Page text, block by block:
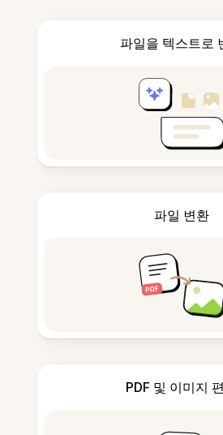
파일을 텍스트로
파일 변환
PDF 및 이미지